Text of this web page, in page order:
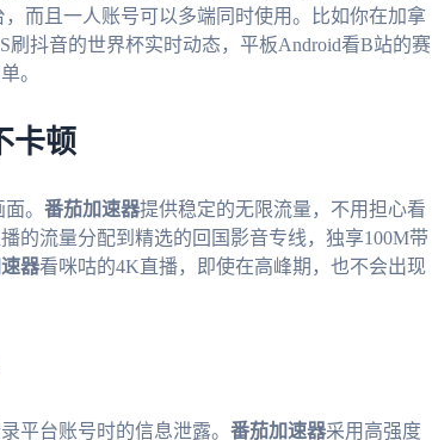
，而且一人账号可以多端同时使用。比如你在加拿
抖音的世界杯实时动态，平板Android看B站的赛
。
卡顿
。 番茄加速器提供稳定的无限流量，不用担心看
的流量分配到精选的回国影音专线，独享100M带
器看咪咕的4K直播，即使在高峰期，也不会出现
平台账号时的信息泄露。 番茄加速器采用高强度